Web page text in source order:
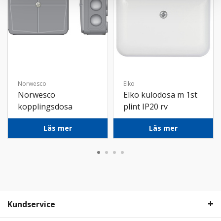
Norwesco
Norwesco
kopplingsdosa
kapslad IP65 utv grå
Läs mer
Elko
Elko kulodosa m 1st
plint IP20 rv
Läs mer
Kundservice